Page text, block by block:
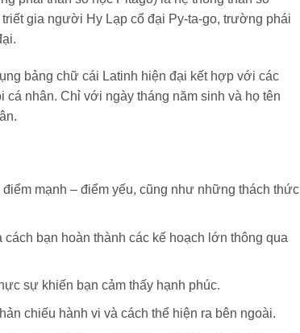
gia người Hy Lạp cổ đại Py-ta-go, trường phái
bảng chữ cái Latinh hiện đại kết hợp với các
nhân. Chỉ với ngày tháng năm sinh và họ tên
mạnh – điểm yếu, cũng như những thách thức
bạn hoàn thành các kế hoạch lớn thông qua
sự khiến bạn cảm thấy hạnh phúc.
chiếu hành vi và cách thể hiện ra bên ngoài.